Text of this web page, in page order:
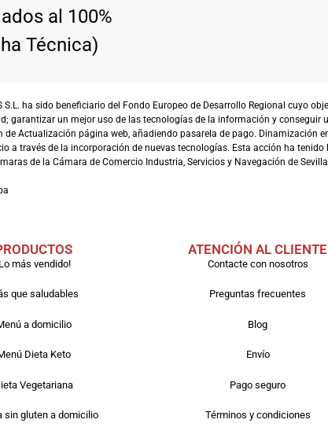
al 100%
Técnica)
S.L. ha sido beneficiario del Fondo Europeo de Desarrollo Regional cuyo
garantizar un mejor uso de las tecnologías de la información y
Actualización página web, añadiendo pasarela de pago. Dinamización
a través de la incorporación de nuevas tecnologías. Esta acción ha
de la Cámara de Comercio Industria, Servicios y Navegación de
más vendido!
que saludables
a domicilio
Dieta Keto
Vegetariana
sin gluten a domicilio
ATENCIÓN AL CLIENTE
Contacte con nosotros
Preguntas frecuentes
Blog
Envío
Pago seguro
Términos y condiciones